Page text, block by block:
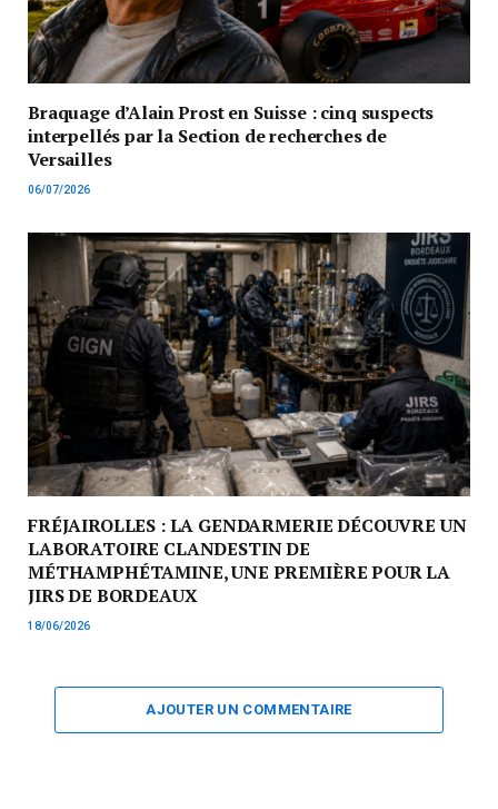
Braquage d’Alain Prost en Suisse : cinq suspects
interpellés par la Section de recherches de
Versailles
06/07/2026
FRÉJAIROLLES : LA GENDARMERIE DÉCOUVRE UN
LABORATOIRE CLANDESTIN DE
MÉTHAMPHÉTAMINE, UNE PREMIÈRE POUR LA
JIRS DE BORDEAUX
18/06/2026
AJOUTER UN COMMENTAIRE